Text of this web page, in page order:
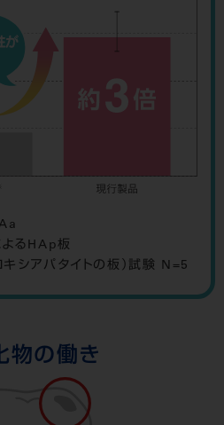
よるHAp板
キシアパタイトの板）試験 N=5
物の働き